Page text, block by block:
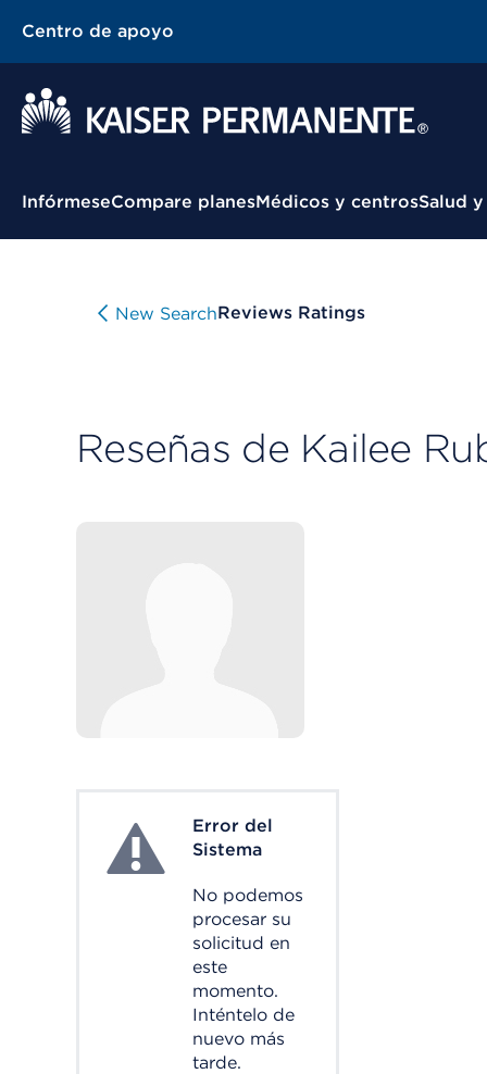
Centro de apoyo
Menú contextual
InfórmeseCompare planesMédicos y centrosSalud
New SearchReviews Ratings
Reseñas de Kailee
System ErrorError del
Sistema
No podemos
procesar su
solicitud en
este
momento.
Inténtelo de
nuevo más
tarde.